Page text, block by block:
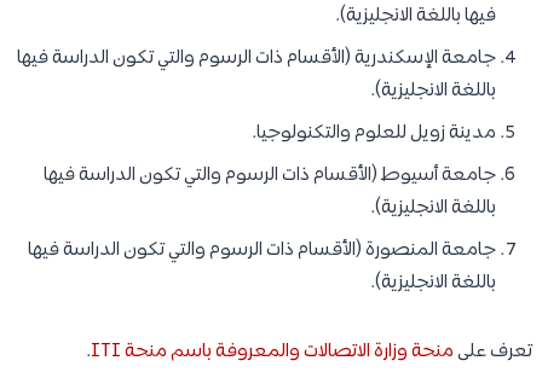
فيها باللغة الانجليزية).
جامعة الإسكندرية (الأقسام ذات الرسوم والتي تكون الدراسة فيها
باللغة الانجليزية).
مدينة زويل للعلوم والتكنولوجيا.
جامعة أسيوط (الأقسام ذات الرسوم والتي تكون الدراسة فيها
باللغة الانجليزية).
جامعة المنصورة (الأقسام ذات الرسوم والتي تكون الدراسة فيها
باللغة الانجليزية).
تعرف علىمنحة وزارة الاتصالات والمعروفة باسم منحة ITI .